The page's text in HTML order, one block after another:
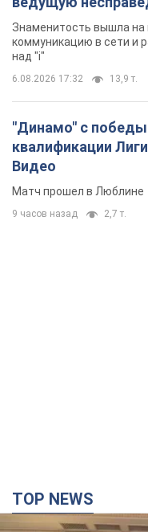
Видео
Матч прошел в Люблине
9 часов назад